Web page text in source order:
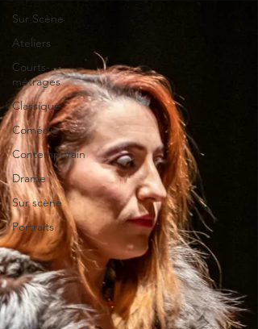
Sur Scène
Ateliers
Courts-
métrages
Classique
Comédie
Contemporain
Drame
Sur scène
Portraits